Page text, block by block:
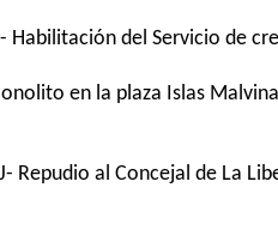
Habilitación del Servicio de
en la plaza Islas
Repudio al Concejal de La